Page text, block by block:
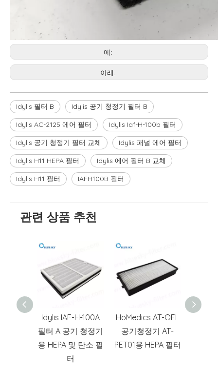
에:
아래:
Idylis 필터 B Idylis 공기 청정기 필터 B
Idylis AC-2125 에어 필터 Idylis Iaf-H-100b 필터
Idylis 공기 청정기 필터 교체 Idylis 패널 에어 필터
Idylis H11 HEPA 필터 Idylis 에어 필터 B 교체
Idylis H11 필터 IAFH100B 필터
관련 상품 추천
Idylis IAF-H-100A
필터 A 공기 청정기
용 HEPA 및 탄소 필
터
HoMedics AT-OFL
공기청정기 AT-
PET01용 HEPA 필터